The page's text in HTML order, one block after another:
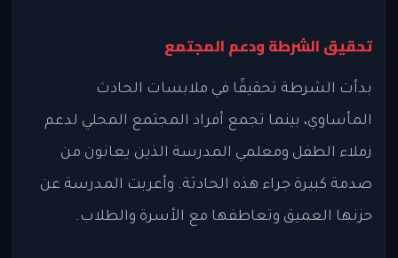
تحقيق الشرطة ودعم المجتمع
بدأت الشرطة تحقيقًا في ملابسات الحادث
المأساوي، بينما تجمع أفراد المجتمع المحلي لدعم
زملاء الطفل ومعلمي المدرسة الذين يعانون من
صدمة كبيرة جراء هذه الحادثة. وأعربت المدرسة عن
حزنها العميق وتعاطفها مع الأسرة والطلاب.